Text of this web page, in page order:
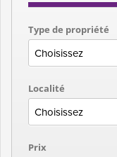
Type de propriété
Localité
Prix